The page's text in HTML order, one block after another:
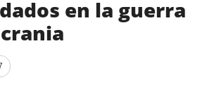
AGENCIA
en la guerra